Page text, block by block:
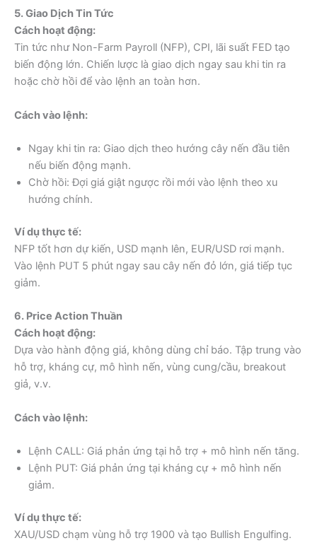
5. Giao Dịch Tin Tức
Cách hoạt động:
Tin tức như Non-Farm Payroll (NFP), CPI, lãi suất FED tạo
biến động lớn. Chiến lược là giao dịch ngay sau khi tin ra
hoặc chờ hồi để vào lệnh an toàn hơn.
Cách vào lệnh:
Ngay khi tin ra: Giao dịch theo hướng cây nến đầu tiên
nếu biến động mạnh.
Chờ hồi: Đợi giá giật ngược rồi mới vào lệnh theo xu
hướng chính.
Ví dụ thực tế:
NFP tốt hơn dự kiến, USD mạnh lên, EUR/USD rơi mạnh.
Vào lệnh PUT 5 phút ngay sau cây nến đỏ lớn, giá tiếp tục
giảm.
6. Price Action Thuần
Cách hoạt động:
Dựa vào hành động giá, không dùng chỉ báo. Tập trung vào
hỗ trợ, kháng cự, mô hình nến, vùng cung/cầu, breakout
giả, v.v.
Cách vào lệnh:
Lệnh CALL: Giá phản ứng tại hỗ trợ + mô hình nến tăng.
Lệnh PUT: Giá phản ứng tại kháng cự + mô hình nến
giảm.
Ví dụ thực tế:
XAU/USD chạm vùng hỗ trợ 1900 và tạo Bullish Engulfing.